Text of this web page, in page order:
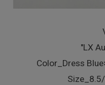
"LX
Color_Dress